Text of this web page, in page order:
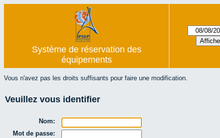
Système de réservation des
équipements
Vous n'avez pas les droits suffisants pour faire une modification.
Veuillez vous identifier
Nom:
Mot de passe: